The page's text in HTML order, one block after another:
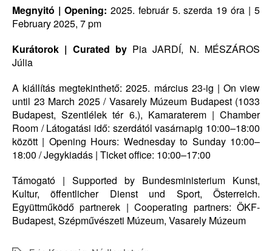
Megnyitó | Opening: 2025. február 5. szerda 19 óra | 5
February 2025, 7 pm
Kurátorok | Curated by Pia JARDÍ, N. MÉSZÁROS
Júlia
A kiállítás megtekinthető: 2025. március 23-ig | On view
until 23 March 2025 / Vasarely Múzeum Budapest (1033
Budapest, Szentlélek tér 6.), Kamaraterem | Chamber
Room / Látogatási idő: szerdától vasárnapig 10:00–18:00
között | Opening Hours: Wednesday to Sunday 10:00–
18:00 /Jegykiadás | Ticket office: 10:00–17:00
Támogató | Supported by Bundesministerium Kunst,
Kultur, öffentlicher Dienst und Sport, Österreich.
Együttműködő partnerek | Cooperating partners: ÖKF-
Budapest, Szépművészeti Múzeum, Vasarely Múzeum